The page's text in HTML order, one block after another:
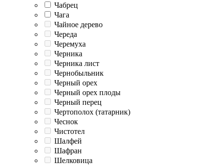
Чабрец
Чага
Чайное дерево
Череда
Черемуха
Черника
Черника лист
Чернобыльник
Черный орех
Черный орех плоды
Черный перец
Чертополох (татарник)
Чеснок
Чистотел
Шалфей
Шафран
Шелковица